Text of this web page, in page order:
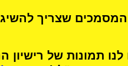
שצריך להשיג
לנו תמונות של